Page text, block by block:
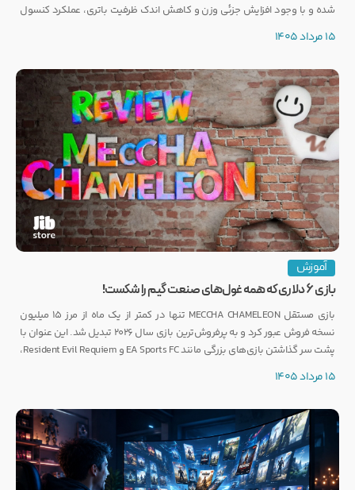
شده و با وجود افزایش جزئی وزن و کاهش اندک ظرفیت باتری، عملکرد کنسول
15 مرداد 1405
آموزش
بازی ۶ دلاری که همه غول‌های صنعت گیم را شکست!
بازی مستقل MECCHA CHAMELEON تنها در کمتر از یک ماه از مرز ۱۵ میلیون
نسخه فروش عبور کرد و به پرفروش‌ترین بازی سال ۲۰۲۶ تبدیل شد. این عنوان با
پشت سر گذاشتن بازی‌های بزرگی مانند EA Sports FC و Resident Evil Requiem،
15 مرداد 1405